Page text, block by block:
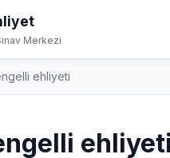
Merkezi
ehliyeti
ehliyeti